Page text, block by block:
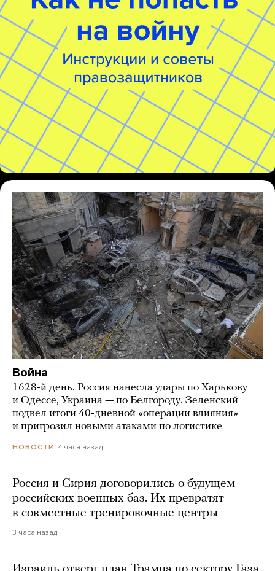
Война
1628-й день. Россия нанесла удары по Харькову
и Одессе, Украина — по Белгороду. Зеленский
подвел итоги 40-дневной «операции влияния»
и пригрозил новыми атаками по логистике
НОВОСТИ 4 часа назад
Россия и Сирия договорились о будущем
российских военных баз. Их превратят
в совместные тренировочные центры
3 часа назад